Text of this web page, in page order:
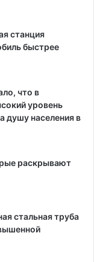
станция
быстрее
что в
уровень
душу населения в
раскрывают
стальная труба